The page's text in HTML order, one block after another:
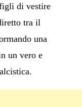
di vestire
tra il
una
un vero e